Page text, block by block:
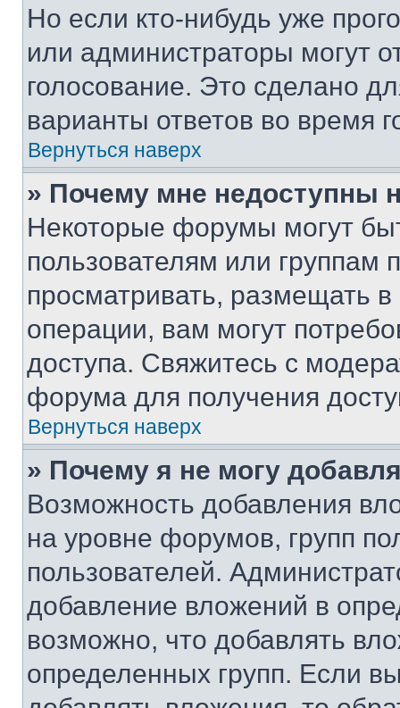
Но если кто-нибудь уже
или администраторы могут
голосование. Это сделано
варианты ответов во время
Вернуться наверх
» Почему мне недоступны
Некоторые форумы могут
пользователям или группам
просматривать, размещать
операции, вам могут
доступа. Свяжитесь с
форума для получения
Вернуться наверх
» Почему я не могу
Возможность добавления
на уровне форумов, групп
пользователей.
добавление вложений в
возможно, что добавлять
определенных групп. Если